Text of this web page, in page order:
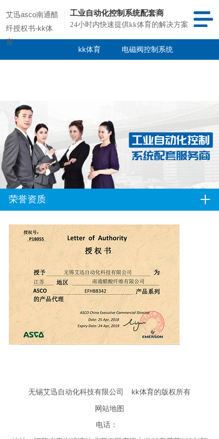
艾迅asco南通醋
纤授权书-kk体
育
工业自动化控制系统配套商
24小时内快速提供kk体育的解决方案
kk体育 电磁阀控制系统
荣誉资质
无锡艾迅自动化科技有限公司
kk体育的版权所有
网站地图
电话：